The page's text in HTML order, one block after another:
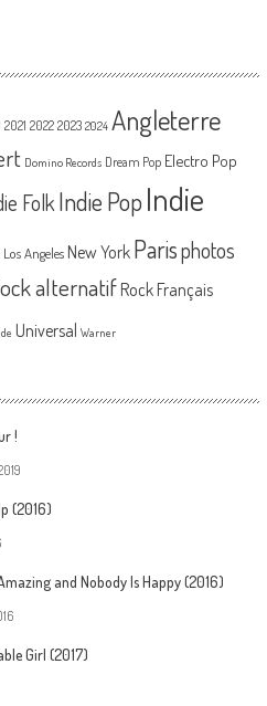
2021 2022 2023 2024 Angleterre
Domino Records Dream Pop Electro Pop
Folk Indie PopIndie
Los Angeles New York Parisphotos
alternatif Rock Français
Universal Warner
!
(2016)
and Nobody Is Happy (2016)
Girl (2017)